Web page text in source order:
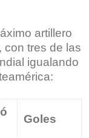
artillero
con tres de las
igualando
Goles